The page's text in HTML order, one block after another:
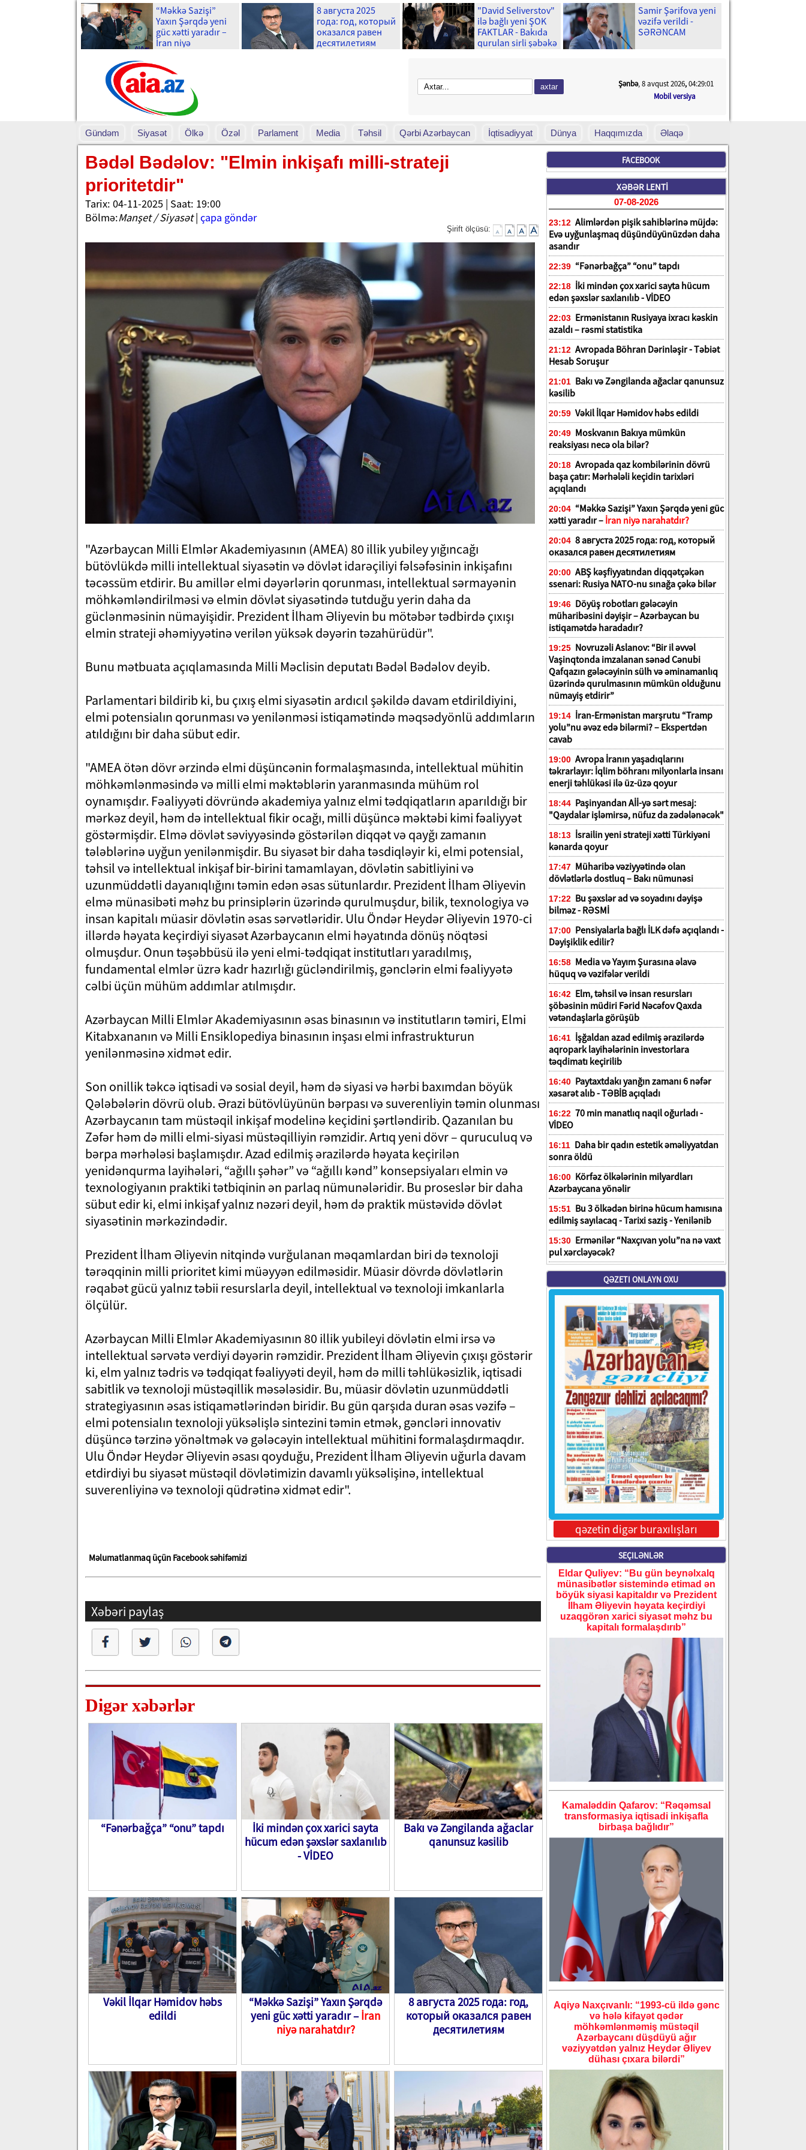
“Məkkə Sazişi”
Yaxın Şərqdə yeni
güc xətti yaradır –
İran niyə
8 августа 2025
года: год, который
оказался равен
десятилетиям
"David Seliverstov"
ilə bağlı yeni ŞOK
FAKTLAR - Bakıda
qurulan sirli şəbəkə
Samir Şərifova yeni
vəzifə verildi -
SƏRƏNCAM
Mobil versiya
Şənbə, 8 avqust 2026,04:29:02
Gündəm Siyasət Ölkə Özəl Parlament Media Təhsil Qərbi Azərbaycan İqtisadiyyat Dünya Haqqımızda Əlaqə
Bədəl Bədəlov: "Elmin inkişafı milli-strateji
prioritetdir"
Tarix: 04-11-2025 | Saat: 19:00
Bölmə:Manşet / Siyasət| çapa göndər
Şirift ölçüsü:
"Azərbaycan Milli Elmlər Akademiyasının (AMEA) 80 illik yubiley yığıncağı
bütövlükdə milli intellektual siyasətin və dövlət idarəçiliyi fəlsəfəsinin inkişafını
təcəssüm etdirir. Bu amillər elmi dəyərlərin qorunması, intellektual sərmayənin
möhkəmləndirilməsi və elmin dövlət siyasətində tutduğu yerin daha da
güclənməsinin nümayişidir. Prezident İlham Əliyevin bu mötəbər tədbirdə çıxışı
elmin strateji əhəmiyyətinə verilən yüksək dəyərin təzahürüdür".
Bunu mətbuata açıqlamasında Milli Məclisin deputatı Bədəl Bədəlov deyib.
Parlamentari bildirib ki, bu çıxış elmi siyasətin ardıcıl şəkildə davam etdirildiyini,
elmi potensialın qorunması və yenilənməsi istiqamətində məqsədyönlü addımların
atıldığını bir daha sübut edir.
"AMEA ötən dövr ərzində elmi düşüncənin formalaşmasında, intellektual mühitin
möhkəmlənməsində və milli elmi məktəblərin yaranmasında mühüm rol
oynamışdır. Fəaliyyəti dövründə akademiya yalnız elmi tədqiqatların aparıldığı bir
mərkəz deyil, həm də intellektual fikir ocağı, milli düşüncə məktəbi kimi fəaliyyət
göstərmişdir. Elmə dövlət səviyyəsində göstərilən diqqət və qayğı zamanın
tələblərinə uyğun yenilənmişdir. Bu siyasət bir daha təsdiqləyir ki, elmi potensial,
təhsil və intellektual inkişaf bir-birini tamamlayan, dövlətin sabitliyini və
uzunmüddətli dayanıqlığını təmin edən əsas sütunlardır. Prezident İlham Əliyevin
elmə münasibəti məhz bu prinsiplərin üzərində qurulmuşdur, bilik, texnologiya və
insan kapitalı müasir dövlətin əsas sərvətləridir. Ulu Öndər Heydər Əliyevin 1970-ci
illərdə həyata keçirdiyi siyasət Azərbaycanın elmi həyatında dönüş nöqtəsi
olmuşdur. Onun təşəbbüsü ilə yeni elmi-tədqiqat institutları yaradılmış,
fundamental elmlər üzrə kadr hazırlığı gücləndirilmiş, gənclərin elmi fəaliyyətə
cəlbi üçün mühüm addımlar atılmışdır.
Azərbaycan Milli Elmlər Akademiyasının əsas binasının və institutların təmiri, Elmi
Kitabxananın və Milli Ensiklopediya binasının inşası elmi infrastrukturun
yenilənməsinə xidmət edir.
Son onillik təkcə iqtisadi və sosial deyil, həm də siyasi və hərbi baxımdan böyük
Qələbələrin dövrü olub. Ərazi bütövlüyünün bərpası və suverenliyin təmin olunması
Azərbaycanın tam müstəqil inkişaf modelinə keçidini şərtləndirib. Qazanılan bu
Zəfər həm də milli elmi-siyasi müstəqilliyin rəmzidir. Artıq yeni dövr – quruculuq və
bərpa mərhələsi başlamışdır. Azad edilmiş ərazilərdə həyata keçirilən
yenidənqurma layihələri, “ağıllı şəhər” və “ağıllı kənd” konsepsiyaları elmin və
texnologiyanın praktiki tətbiqinin ən parlaq nümunələridir. Bu proseslər bir daha
sübut edir ki, elmi inkişaf yalnız nəzəri deyil, həm də praktik müstəvidə dövlət
siyasətinin mərkəzindədir.
Prezident İlham Əliyevin nitqində vurğulanan məqamlardan biri də texnoloji
tərəqqinin milli prioritet kimi müəyyən edilməsidir. Müasir dövrdə dövlətlərin
rəqabət gücü yalnız təbii resurslarla deyil, intellektual və texnoloji imkanlarla
ölçülür.
Azərbaycan Milli Elmlər Akademiyasının 80 illik yubileyi dövlətin elmi irsə və
intellektual sərvətə verdiyi dəyərin rəmzidir. Prezident İlham Əliyevin çıxışı göstərir
ki, elm yalnız tədris və tədqiqat fəaliyyəti deyil, həm də milli təhlükəsizlik, iqtisadi
sabitlik və texnoloji müstəqillik məsələsidir. Bu, müasir dövlətin uzunmüddətli
strategiyasının əsas istiqamətlərindən biridir. Bu gün qarşıda duran əsas vəzifə –
elmi potensialın texnoloji yüksəlişlə sintezini təmin etmək, gəncləri innovativ
düşüncə tərzinə yönəltmək və gələcəyin intellektual mühitini formalaşdırmaqdır.
Ulu Öndər Heydər Əliyevin əsası qoyduğu, Prezident İlham Əliyevin uğurla davam
etdirdiyi bu siyasət müstəqil dövlətimizin davamlı yüksəlişinə, intellektual
suverenliyinə və texnoloji qüdrətinə xidmət edir".
Məlumatlanmaq üçün Facebook səhifəmizi
Xəbəri paylaş
Digər xəbərlər
“Fənərbağça” “onu” tapdı
İki mindən çox xarici sayta
hücum edən şəxslər saxlanılıb
- VİDEO
Bakı və Zəngilanda ağaclar
qanunsuz kəsilib
Vəkil İlqar Həmidov həbs
edildi
“Məkkə Sazişi” Yaxın Şərqdə
yeni güc xətti yaradır –İran
niyə narahatdır?
8 августа 2025 года: год,
который оказался равен
десятилетиям
FACEBOOK
XƏBƏR LENTİ
07-08-2026
23:12 Alimlərdən pişik sahiblərinə müjdə:
Evə uyğunlaşmaq düşündüyünüzdən daha
asandır
22:39 “Fənərbağça” “onu” tapdı
22:18 İki mindən çox xarici sayta hücum
edən şəxslər saxlanılıb - VİDEO
22:03 Ermənistanın Rusiyaya ixracı kəskin
azaldı – rəsmi statistika
21:12 Avropada Böhran Dərinləşir - Təbiət
Hesab Soruşur
21:01 Bakı və Zəngilanda ağaclar qanunsuz
kəsilib
20:59 Vəkil İlqar Həmidov həbs edildi
20:49 Moskvanın Bakıya mümkün
reaksiyası necə ola bilər?
20:18 Avropada qaz kombilərinin dövrü
başa çatır: Mərhələli keçidin tarixləri
açıqlandı
20:04 “Məkkə Sazişi” Yaxın Şərqdə yeni güc
xətti yaradır – İran niyə narahatdır?
20:04 8 августа 2025 года: год, который
оказался равен десятилетиям
20:00 ABŞ kəşfiyyatından diqqətçəkən
ssenari: Rusiya NATO-nu sınağa çəkə bilər
19:46 Döyüş robotları gələcəyin
müharibəsini dəyişir – Azərbaycan bu
istiqamətdə haradadır?
19:25 Novruzəli Aslanov: “Bir il əvvəl
Vaşinqtonda imzalanan sənəd Cənubi
Qafqazın gələcəyinin sülh və əminamanlıq
üzərində qurulmasının mümkün olduğunu
nümayiş etdirir”
19:14 İran-Ermənistan marşrutu “Tramp
yolu”nu əvəz edə bilərmi? – Ekspertdən
cavab
19:00 Avropa İranın yaşadıqlarını
təkrarlayır: İqlim böhranı milyonlarla insanı
enerji təhlükəsi ilə üz-üzə qoyur
18:44 Paşinyandan Aİİ-yə sərt mesaj:
"Qaydalar işləmirsə, nüfuz da zədələnəcək"
18:13 İsrailin yeni strateji xətti Türkiyəni
kənarda qoyur
17:47 Müharibə vəziyyətində olan
dövlətlərlə dostluq – Bakı nümunəsi
17:22 Bu şəxslər ad və soyadını dəyişə
bilməz - RƏSMİ
17:00 Pensiyalarla bağlı İLK dəfə açıqlandı -
Dəyişiklik edilir?
16:58 Media və Yayım Şurasına əlavə
hüquq və vəzifələr verildi
16:42 Elm, təhsil və insan resursları
şöbəsinin müdiri Fərid Nəcəfov Qaxda
vətəndaşlarla görüşüb
16:41 İşğaldan azad edilmiş ərazilərdə
aqropark layihələrinin investorlara
təqdimatı keçirilib
16:40 Paytaxtdakı yanğın zamanı 6 nəfər
xəsarət alıb - TƏBİB açıqladı
16:22 70 min manatlıq naqil oğurladı -
VİDEO
16:11 Daha bir qadın estetik əməliyyatdan
sonra öldü
16:00 Körfəz ölkələrinin milyardları
Azərbaycana yönəlir
15:51 Bu 3 ölkədən birinə hücum hamısına
edilmiş sayılacaq - Tarixi saziş - Yenilənib
15:30 Ermənilər “Naxçıvan yolu”na nə vaxt
pul xərcləyəcək?
QƏZETI ONLAYN OXU
qəzetin digər buraxılışları
SEÇILƏNLƏR
Eldar Quliyev: “Bu gün beynəlxalq
münasibətlər sistemində etimad ən
böyük siyasi kapitaldır və Prezident
İlham Əliyevin həyata keçirdiyi
uzaqgörən xarici siyasət məhz bu
kapitalı formalaşdırıb”
Kamaləddin Qafarov: “Rəqəmsal
transformasiya iqtisadi inkişafla
birbaşa bağlıdır”
Aqiyə Naxçıvanlı: “1993-cü ildə gənc
və hələ kifayət qədər
möhkəmlənməmiş müstəqil
Azərbaycanı düşdüyü ağır
vəziyyətdən yalnız Heydər Əliyev
dühası çıxara bilərdi”